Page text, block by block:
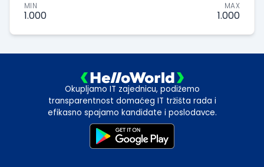
MIN
1.000
MAX
1.000
Okupljamo IT zajednicu, podižemo
transparentnost domaćeg IT tržišta rada i
efikasno spajamo kandidate i poslodavce.